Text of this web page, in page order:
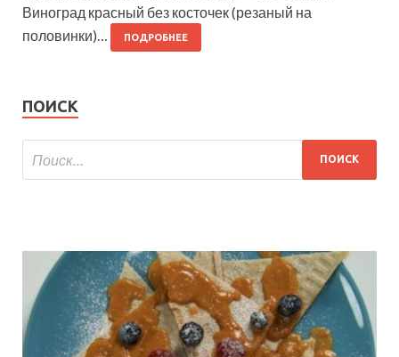
Виноград красный без косточек (резаный на
половинки)…
ПОДРОБНЕЕ
ПОИСК